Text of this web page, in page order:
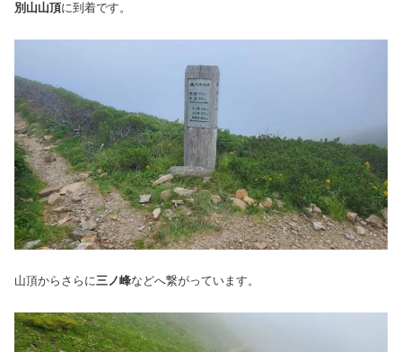
別山山頂に到着です。
山頂からさらに三ノ峰などへ繋がっています。